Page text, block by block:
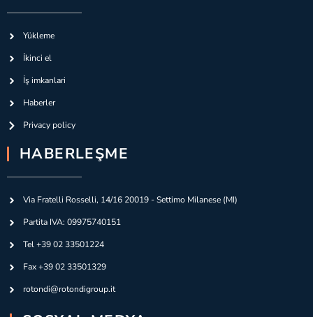
Yükleme
İkinci el
İş imkanlari
Haberler
Privacy policy
HABERLEŞME
Via Fratelli Rosselli, 14/16 20019 - Settimo Milanese (MI)
Partita IVA: 09975740151
Tel +39 02 33501224
Fax +39 02 33501329
rotondi@rotondigroup.it